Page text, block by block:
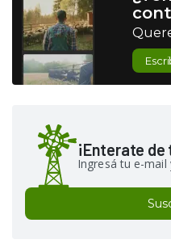
¡Enterate
Ingresá tu e-